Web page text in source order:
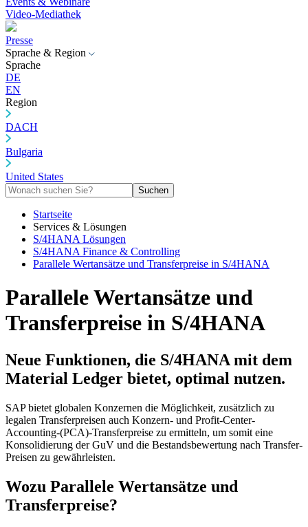
Video-Mediathek
Presse
Sprache & Region
Sprache
DE
EN
Region
DACH
Bulgaria
United States
Suchen
Startseite
Services & Lösungen
S/4HANA Lösungen
S/4HANA Finance & Controlling
Parallele Wertansätze und Transferpreise in S/4HANA
Parallele Wertansätze und
Transferpreise in S/4HANA
Neue Funktionen, die S/4HANA mit dem
Material Ledger bietet, optimal nutzen.
SAP bietet globalen Konzernen die Möglichkeit, zusätzlich zu
legalen Transferpreisen auch Konzern- und Profit-Center-
Accounting-(PCA)-Transferpreise zu ermitteln, um somit eine
Konsolidierung der GuV und die Bestandsbewertung nach Transfer-
Preisen zu gewährleisten.
Wozu Parallele Wertansätze und
Transferpreise?